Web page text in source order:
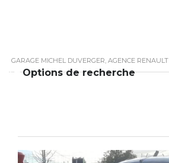
GARAGE MICHEL DUVERGER, AGENCE RENAULT
Options de recherche